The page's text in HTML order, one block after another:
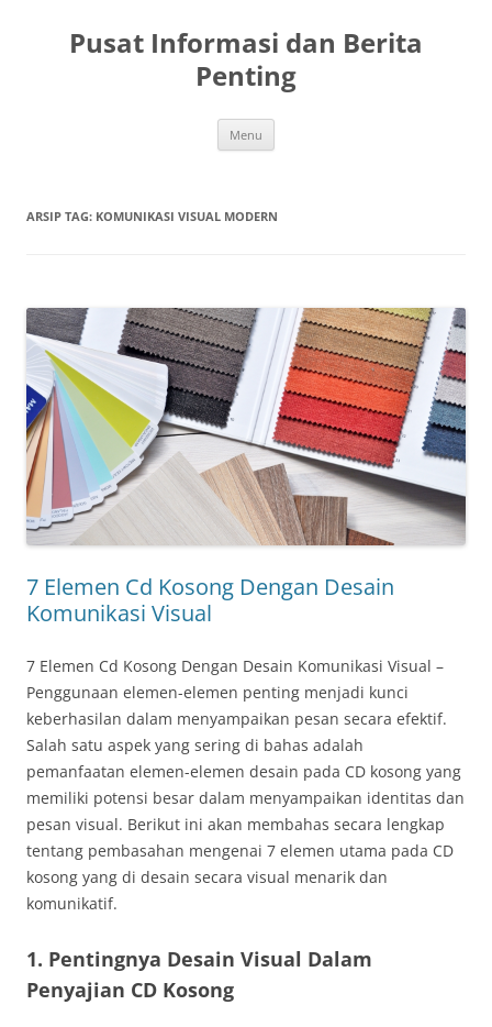
Pusat Informasi dan Berita
Penting
Menu
ARSIP TAG: KOMUNIKASI VISUAL MODERN
7 Elemen Cd Kosong Dengan Desain
Komunikasi Visual
7 Elemen Cd Kosong Dengan Desain Komunikasi Visual –
Penggunaan elemen-elemen penting menjadi kunci
keberhasilan dalam menyampaikan pesan secara efektif.
Salah satu aspek yang sering di bahas adalah
pemanfaatan elemen-elemen desain pada CD kosong yang
memiliki potensi besar dalam menyampaikan identitas dan
pesan visual. Berikut ini akan membahas secara lengkap
tentang pembasahan mengenai 7 elemen utama pada CD
kosong yang di desain secara visual menarik dan
komunikatif.
1. Pentingnya Desain Visual Dalam
Penyajian CD Kosong